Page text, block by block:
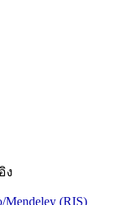
ง
Mendeley (RIS)